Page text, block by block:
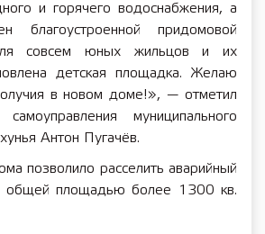
и горячего водоснабжения, а
благоустроенной придомовой
совсем юных жильцов и их
детская площадка. Желаю
в новом доме!», — отметил
муниципального
Антон Пугачёв.
позволило расселить аварийный
площадью более 1300 кв.